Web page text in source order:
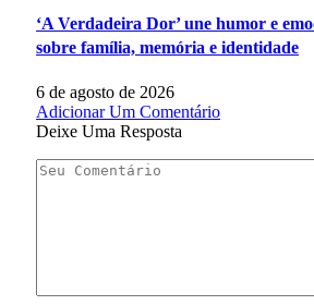
‘A Verdadeira Dor’ une humor e
sobre família, memória e identidade
6 de agosto de 2026
Adicionar Um Comentário
Deixe Uma Resposta